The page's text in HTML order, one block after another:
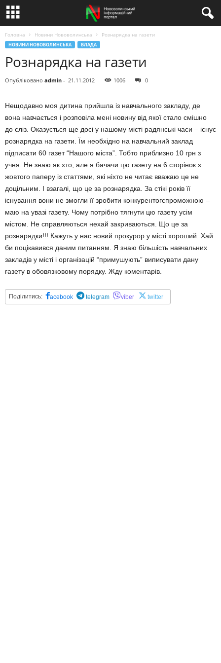
Головна Новини Нововолинська Рознарядка на газети
НОВИНИ НОВОВОЛИНСЬКА ВЛАДА
Рознарядка на газети
Опубліковано admin - 21.11.2012 1006 0
Нещодавно моя дитина прийшла із навчального закладу, де
вона навчається і розповіла мені новину від якої стало смішно
до сліз. Оказується ще досі у нашому місті радянські часи – існує
рознарядка на газети. Їм необхідно на навчальний заклад
підписати 60 газет “Нашого міста”. Тобто приблизно 10 грн з
учня. Не знаю як хто, але я бачачи цю газету на 6 сторінок з
жовтого паперу із статтями, які ніхто не читає вважаю це не
доцільним. І взагалі, що це за рознарядка. За стікі років її
існування вони не змогли її зробити конкурентогспроможною –
маю на увазі газету. Чому потрібно тягнути цю газету усім
містом. Не справляються нехай закриваються. Що це за
рознарядки!!! Кажуть у нас новий прокурор у місті хороший. Хай
би поцікавився даним питанням. Я знаю більшість навчальних
закладів у місті і організацій “примушують” виписувати дану
газету в обовязковому порядку. Жду коментарів.
Поділитись: acebook telegram viber twitter